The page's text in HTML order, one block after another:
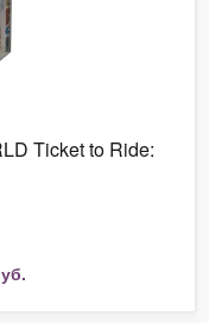
Ticket to Ride: